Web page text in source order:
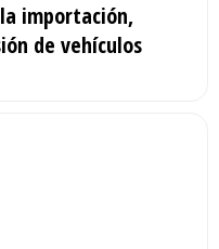
importación,
de vehículos